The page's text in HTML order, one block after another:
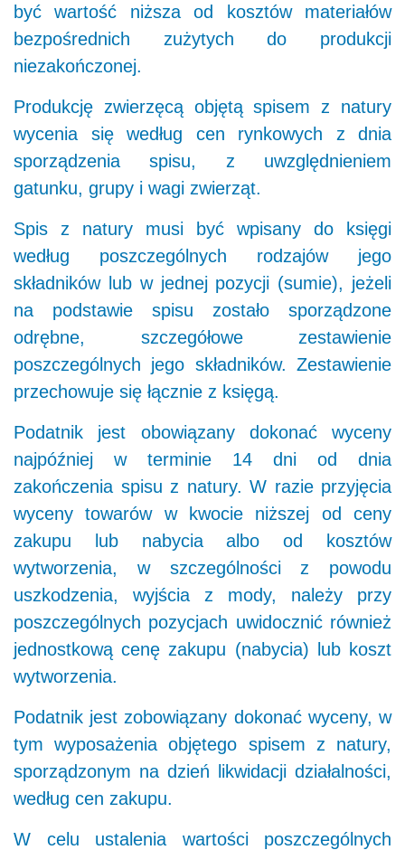
być wartość niższa od kosztów materiałów
bezpośrednich zużytych do produkcji
niezakończonej.
Produkcję zwierzęcą objętą spisem z natury
wycenia się według cen rynkowych z dnia
sporządzenia spisu, z uwzględnieniem
gatunku, grupy i wagi zwierząt.
Spis z natury musi być wpisany do księgi
według poszczególnych rodzajów jego
składników lub w jednej pozycji (sumie), jeżeli
na podstawie spisu zostało sporządzone
odrębne, szczegółowe zestawienie
poszczególnych jego składników. Zestawienie
przechowuje się łącznie z księgą.
Podatnik jest obowiązany dokonać wyceny
najpóźniej w terminie 14 dni od dnia
zakończenia spisu z natury. W razie przyjęcia
wyceny towarów w kwocie niższej od ceny
zakupu lub nabycia albo od kosztów
wytworzenia, w szczególności z powodu
uszkodzenia, wyjścia z mody, należy przy
poszczególnych pozycjach uwidocznić również
jednostkową cenę zakupu (nabycia) lub koszt
wytworzenia.
Podatnik jest zobowiązany dokonać wyceny, w
tym wyposażenia objętego spisem z natury,
sporządzonym na dzień likwidacji działalności,
według cen zakupu.
W celu ustalenia wartości poszczególnych